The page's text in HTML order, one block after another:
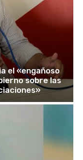
el «engañoso
sobre las